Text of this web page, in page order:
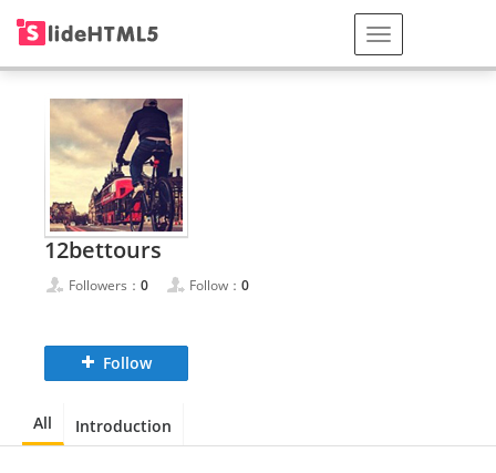
12bettours
Followers： 0 Follow： 0
Follow
All Introduction